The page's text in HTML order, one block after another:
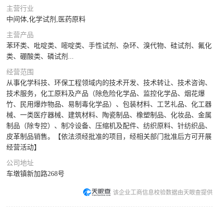
主营行业
中间体,化学试剂,医药原料
主营产品
苯环类、吡啶类、嘧啶类、手性试剂、杂环、溴代物、硅试剂、氟化
类、硼酸类、磷试剂...
经营范围
从事化学科技、环保工程领域内的技术开发、技术转让、技术咨询、
技术服务，化工原料及产品（除危险化学品、监控化学品、烟花爆
竹、民用爆炸物品、易制毒化学品）、包装材料、工艺礼品、化工器
械、一类医疗器械、建筑材料、陶瓷制品、橡塑制品、化妆品、金属
制品（除专控）、制冷设备、压缩机及配件、纺织原料、针纺织品、
皮革制品销售。【依法须经批准的项目，经相关部门批准后方可开展
经营活动】
公司地址
车墩镇新加路268号
该企业工商信息校验数据由天眼查提供